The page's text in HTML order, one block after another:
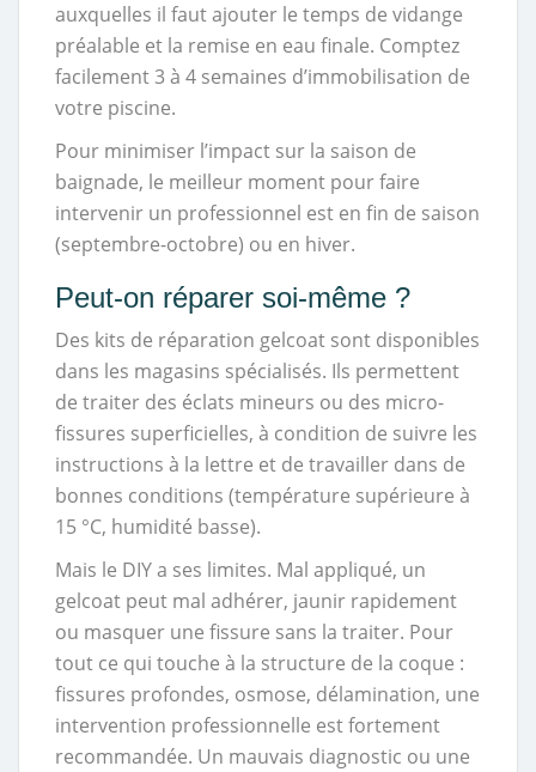
auxquelles il faut ajouter le temps de vidange
préalable et la remise en eau finale. Comptez
facilement 3 à 4 semaines d’immobilisation de
votre piscine.
Pour minimiser l’impact sur la saison de
baignade, le meilleur moment pour faire
intervenir un professionnel est en fin de saison
(septembre-octobre) ou en hiver.
Peut-on réparer soi-même ?
Des kits de réparation gelcoat sont disponibles
dans les magasins spécialisés. Ils permettent
de traiter des éclats mineurs ou des micro-
fissures superficielles, à condition de suivre les
instructions à la lettre et de travailler dans de
bonnes conditions (température supérieure à
15 °C, humidité basse).
Mais le DIY a ses limites. Mal appliqué, un
gelcoat peut mal adhérer, jaunir rapidement
ou masquer une fissure sans la traiter. Pour
tout ce qui touche à la structure de la coque :
fissures profondes, osmose, délamination, une
intervention professionnelle est fortement
recommandée. Un mauvais diagnostic ou une